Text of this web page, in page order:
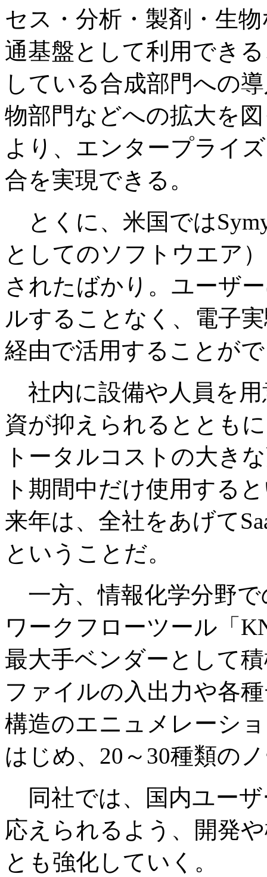
セス・分析・製剤・生
通基盤として利用でき
している合成部門への
物部門などへの拡大を
より、エンタープライ
合を実現できる。
とくに、米国では
としてのソフトウエア
されたばかり。ユーザ
ルすることなく、電子
経由で活用することが
社内に設備や人員を
資が抑えられるととも
トータルコストの大き
ト期間中だけ使用する
来年は、全社をあげて
ということだ。
一方、情報化学分野
ワークフローツール「
最大手ベンダーとして
ファイルの入出力や各
構造のエニュメレーシ
はじめ、20～30種類の
同社では、国内ユー
応えられるよう、開発
とも強化していく。